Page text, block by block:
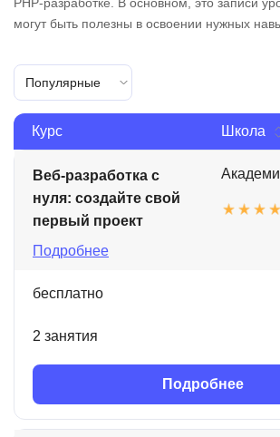
могут быть полезны в освоении нужных
Популярные
Курс Школа
Веб-разработка с
нуля: создайте свой
первый проект
Подробнее
бесплатно
2 занятия
Подробнее